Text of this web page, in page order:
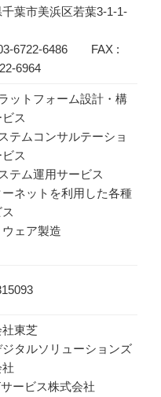
葉市美浜区若葉3-1-1-
6722-6486 FAX :
6964
ットフォーム設計・構
ス
テムコンサルテーショ
ス
テム運用サービス
ーネットを利用した各種
ウェア製造
東芝
タルソリューションズ
ービス株式会社